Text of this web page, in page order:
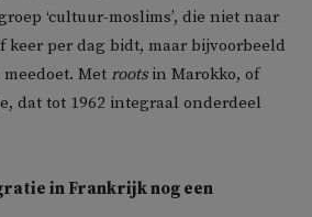
‘cultuur-moslims’, die niet naar
keer per dag bidt, maar bijvoorbeeld
Met roots in Marokko, of
dat tot 1962 integraal onderdeel
in Frankrijk nog een